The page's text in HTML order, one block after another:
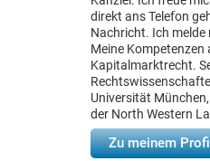
direkt ans Telefon
Nachricht. Ich
Meine
Kapitalmarktrecht.
Universität
der North Western
Zu meinem